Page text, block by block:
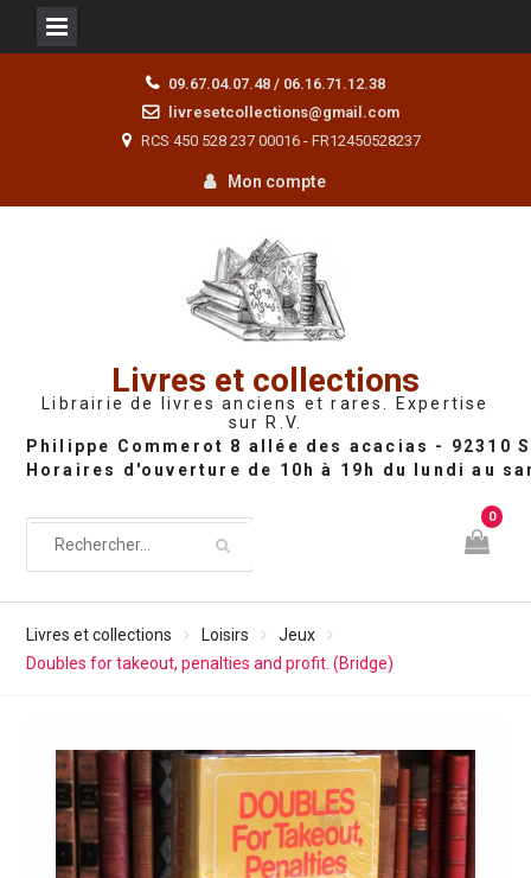
09.67.04.07.48 / 06.16.71.12.38
livresetcollections@gmail.com
RCS 450 528 237 00016 - FR12450528237
Mon compte
Livres et collections
Librairie de livres anciens et rares. Expertise
sur R.V.
0
Livres et collections Loisirs
Jeux
Doubles for takeout, penalties and profit. (Bridge)